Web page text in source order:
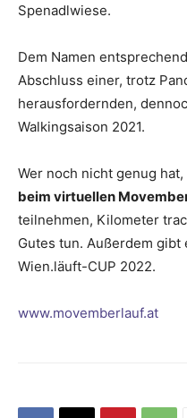
Spenadlwiese.
Dem Namen
Abschluss einer, trotz
herausfordernden,
Walkingsaison 2021.
Wer noch nicht genug hat,
beim virtuellen
teilnehmen, Kilometer
Gutes tun. Außerdem
Wien.läuft-CUP 2022.
www.movemberlauf.at